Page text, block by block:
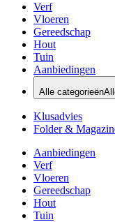
Verf
Vloeren
Gereedschap
Hout
Tuin
Aanbiedingen
Alle categorieën
Klusadvies
Folder &
Aanbiedingen
Verf
Vloeren
Gereedschap
Hout
Tuin